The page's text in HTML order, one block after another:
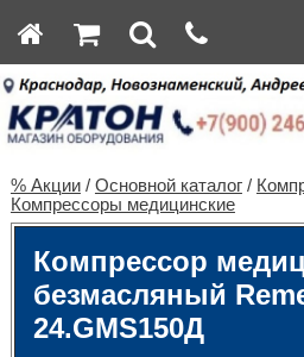
% Акции/ Основной каталог/
Компрессоры медицинские
Компрессор
безмасляный
24.GMS150Д